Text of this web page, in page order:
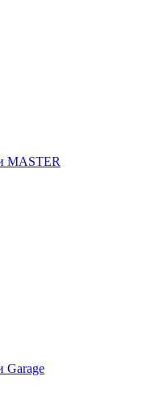
MASTER
Garage